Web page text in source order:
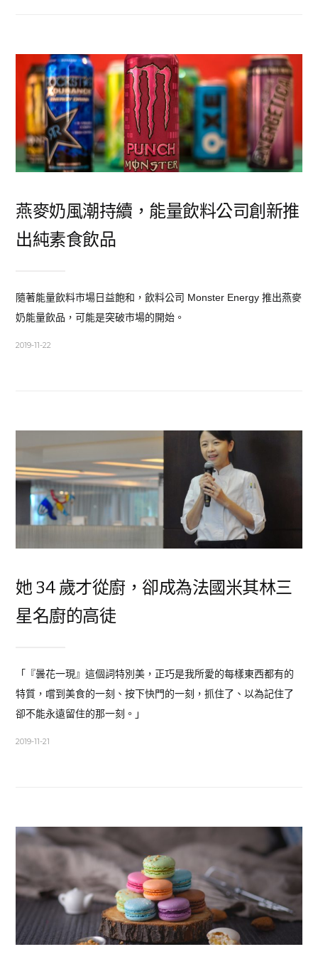
燕麥奶風潮持續，能量飲料公司創新推
出純素食飲品
隨著能量飲料市場日益飽和，飲料公司 Monster Energy 推出燕麥
奶能量飲品，可能是突破市場的開始。
2019-11-22
她 34 歲才從廚，卻成為法國米其林三
星名廚的高徒
「『曇花一現』這個詞特別美，正巧是我所愛的每樣東西都有的
特質，嚐到美食的一刻、按下快門的一刻，抓住了、以為記住了
卻不能永遠留住的那一刻。」
2019-11-21